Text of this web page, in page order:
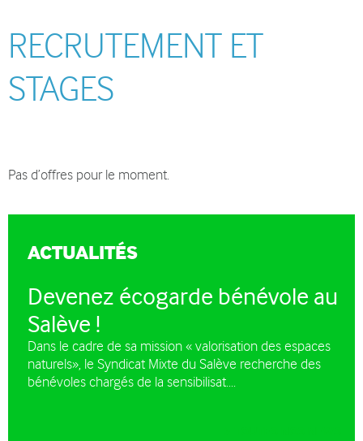
RECRUTEMENT ET
STAGES
Pas d’offres pour le moment.
ACTUALITÉS
Devenez écogarde bénévole au
Salève !
Dans le cadre de sa mission « valorisation des espaces
naturels», le Syndicat Mixte du Salève recherche des
bénévoles chargés de la sensibilisat....